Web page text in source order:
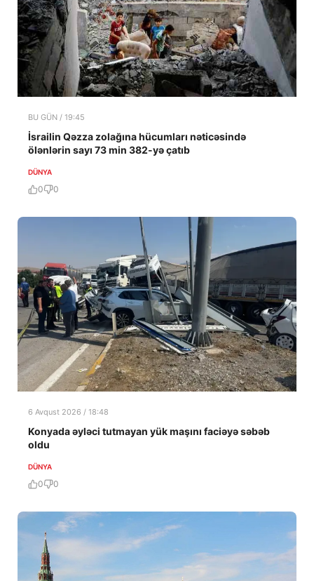
BU GÜN / 19:45
İsrailin Qəzza zolağına hücumları nəticəsində
ölənlərin sayı 73 min 382-yə çatıb
DÜNYA
0 0
6 Avqust 2026 / 18:48
Konyada əyləci tutmayan yük maşını faciəyə səbəb
oldu
DÜNYA
0 0